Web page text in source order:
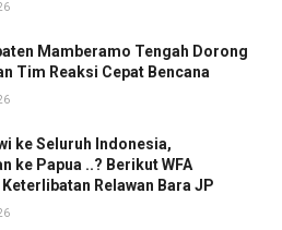
Mamberamo Tengah Dorong
Tim Reaksi Cepat Bencana
ke Seluruh Indonesia,
ke Papua ..? Berikut WFA
Relawan Bara JP